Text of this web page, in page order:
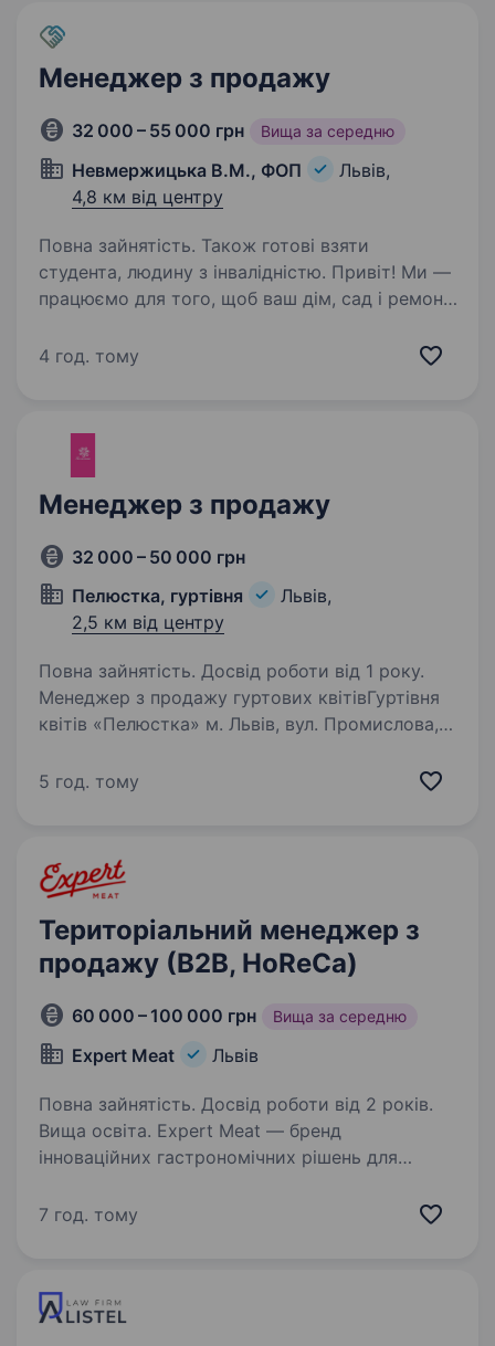
Менеджер з продажу
32 000 – 55 000 грн Вища за середню
Невмержицька В.М., ФОП
Львів,
4,8 км від центру
Повна зайнятість. Також готові взяти
студента, людину з інвалідністю. Привіт! Ми —
працюємо для того, щоб ваш дім, сад і ремонт
завдяки якісним товарам і сервісу. Наш
4 год. тому
Менеджер з продажу
32 000 – 50 000 грн
Пелюстка, гуртівня
Львів,
2,5 км від центру
Повна зайнятість. Досвід роботи від 1 року.
Менеджер з продажу гуртових квітівГуртівня
квітів «Пелюстка» м. Львів, вул. Промислова,
+380 67 702 27 49 Про компанію«Пелюстка»
5 год. тому
Територіальний менеджер з
продажу (В2В, HoReCa)
60 000 – 100 000 грн Вища за середню
Expert Meat Львів
Повна зайнятість. Досвід роботи від 2 років.
Вища освіта. Expert Meat — бренд
інноваційних гастрономічних рішень для
змістом. Понад 14 років ми працюємо
7 год. тому